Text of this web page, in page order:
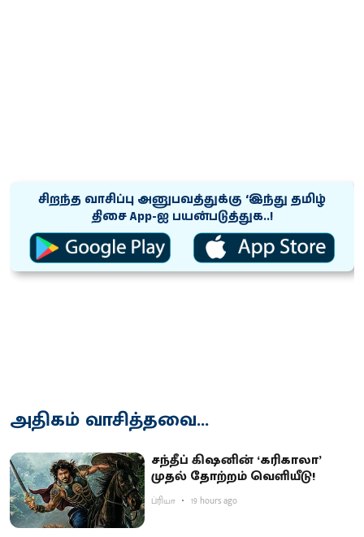
சிறந்த வாசிப்பு அனுபவத்துக்கு ‘இந்து தமிழ்
திசை App-ஐ பயன்படுத்துக..!
அதிகம் வாசித்தவை...
சந்தீப் கிஷனின் ‘கரிகாலா’
முதல் தோற்றம் வெளியீடு!
ப்ரியா 19 hours ago